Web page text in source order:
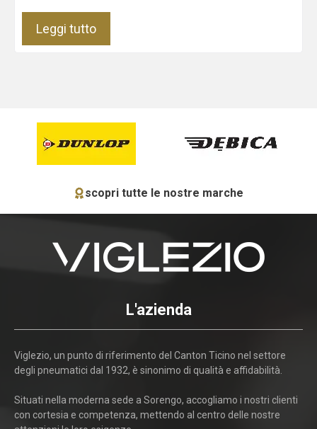
Leggi tutto
scopri tutte le nostre marche
L'azienda
Viglezio, un punto di riferimento del Canton Ticino nel settore
degli pneumatici dal 1932, è sinonimo di qualità e affidabilità.
Situati nella moderna sede a Sorengo, accogliamo i nostri clienti
con cortesia e competenza, mettendo al centro delle nostre